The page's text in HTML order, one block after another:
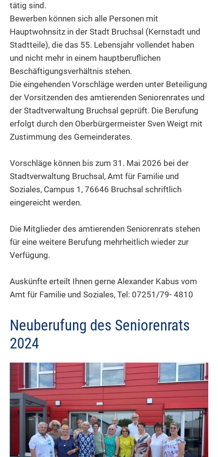
tätig sind.
Bewerben können sich alle Personen mit
Hauptwohnsitz in der Stadt Bruchsal (Kernstadt und
Stadtteile), die das 55. Lebensjahr vollendet haben
und nicht mehr in einem hauptberuflichen
Beschäftigungsverhältnis stehen.
Die eingehenden Vorschläge werden unter Beteiligung
der Vorsitzenden des amtierenden Seniorenrates und
der Stadtverwaltung Bruchsal geprüft. Die Berufung
erfolgt durch den Oberbürgermeister Sven Weigt mit
Zustimmung des Gemeinderates.
Vorschläge können bis zum 31. Mai 2026 bei der
Stadtverwaltung Bruchsal, Amt für Familie und
Soziales, Campus 1, 76646 Bruchsal schriftlich
eingereicht werden.
Die Mitglieder des amtierenden Seniorenrats stehen
für eine weitere Berufung mehrheitlich wieder zur
Verfügung.
Auskünfte erteilt Ihnen gerne Alexander Kabus vom
Amt für Familie und Soziales, Tel: 07251/79- 4810
Neuberufung des Seniorenrats
2024